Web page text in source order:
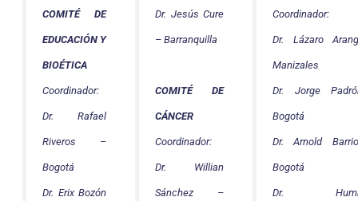
COMITÉ DE
EDUCACIÓN Y
BIOÉTICA
Coordinador:
Dr. Rafael
Riveros –
Bogotá
Dr. Erix Bozón
Dr. Jesús Cure
– Barranquilla
COMITÉ DE
CÁNCER
Coordinador:
Dr. Willian
Sánchez –
Coordinador:
Dr. Lázaro
Manizales
Dr. Jorge
Bogotá
Dr. Arnold
Bogotá
Dr.